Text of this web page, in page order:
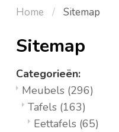
Home / Sitemap
Sitemap
Categorieën:
Meubels (296)
Tafels (163)
Eettafels (65)